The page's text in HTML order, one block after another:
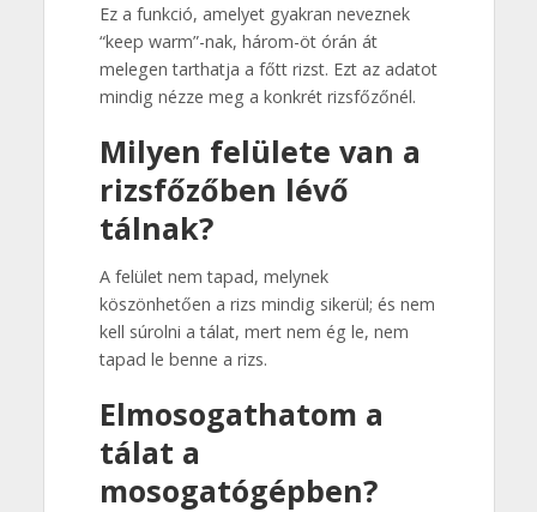
Ez a funkció, amelyet gyakran neveznek
“keep warm”-nak, három-öt órán át
melegen tarthatja a főtt rizst. Ezt az adatot
mindig nézze meg a konkrét rizsfőzőnél.
Milyen felülete van a
rizsfőzőben lévő
tálnak?
A felület nem tapad, melynek
köszönhetően a rizs mindig sikerül; és nem
kell súrolni a tálat, mert nem ég le, nem
tapad le benne a rizs.
Elmosogathatom a
tálat a
mosogatógépben?